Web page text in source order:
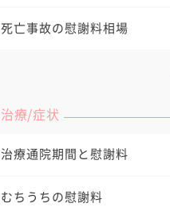
死亡事故の慰謝料相場
治療/症状
治療通院期間と慰謝料
むちうちの慰謝料